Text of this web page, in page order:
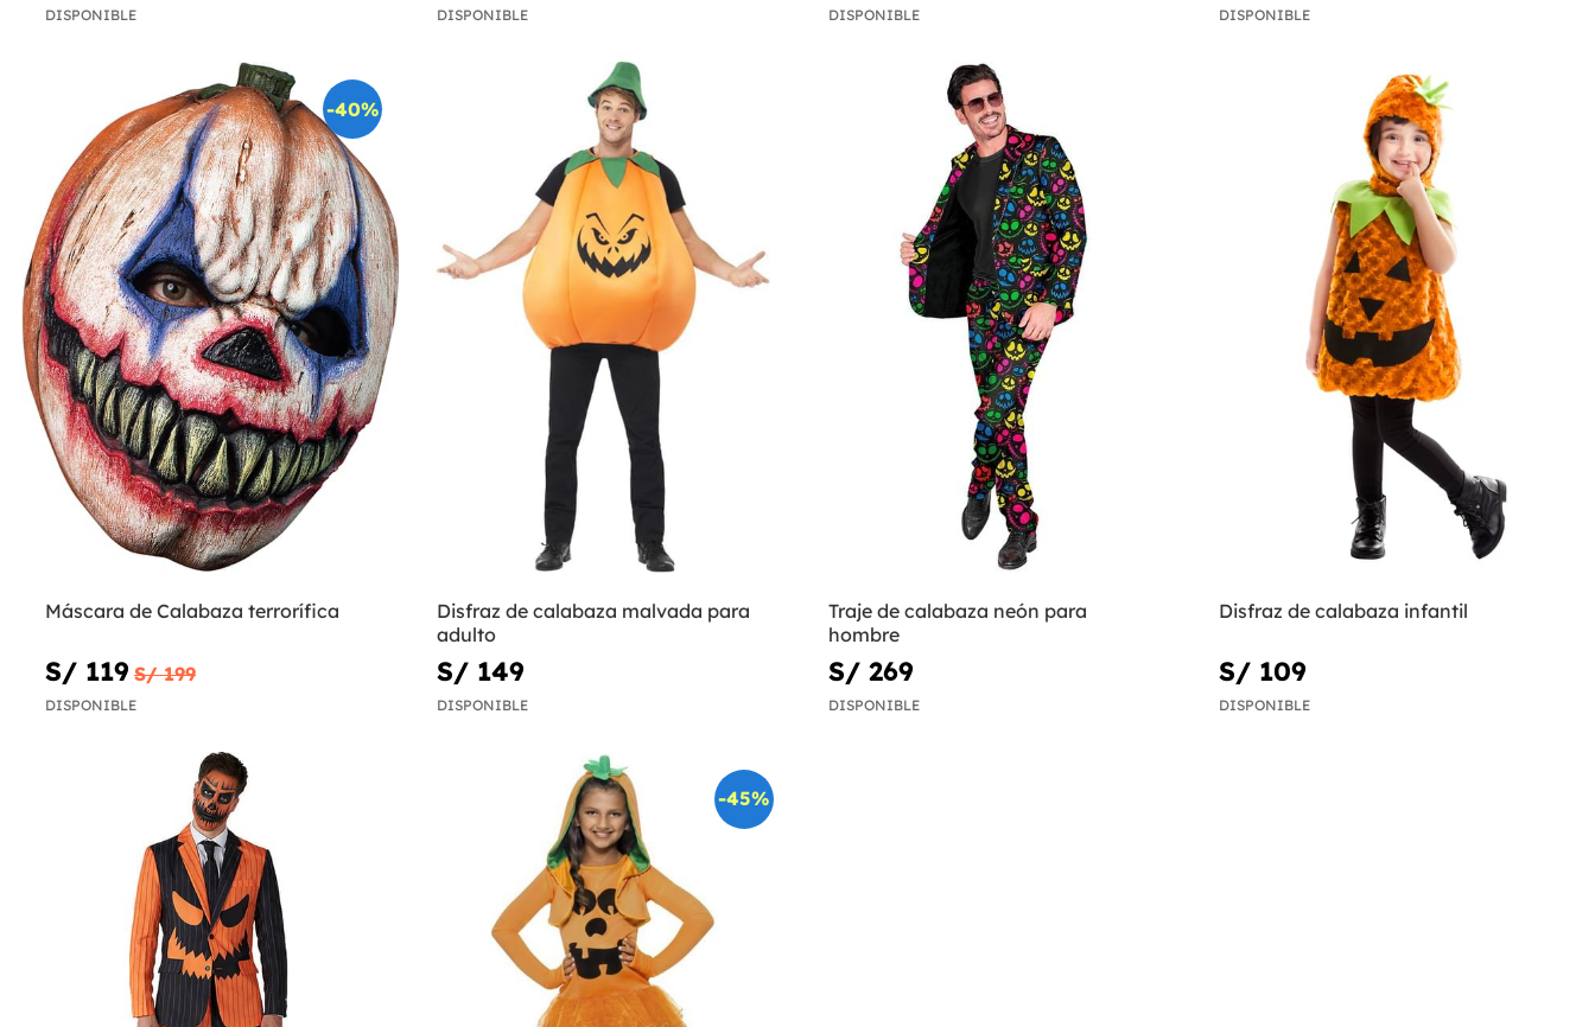
DISPONIBLE DISPONIBLE DISPONIBLE DISPONIBLE
-40%
Máscara de Calabaza terrorífica
S/ 119 S/ 199
DISPONIBLE
Disfraz de calabaza malvada para
adulto
S/ 149
DISPONIBLE
Traje de calabaza neón para
hombre
S/ 269
DISPONIBLE
Disfraz de calabaza infantil
S/ 109
DISPONIBLE
-45%